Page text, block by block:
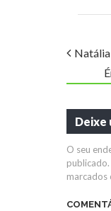
Deixe
O seu
publicado.
marcados